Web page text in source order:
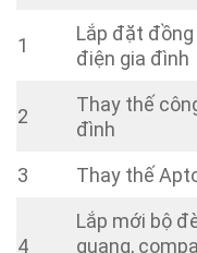
1
Lắp đặt
điện gia đình
2
Thay thế
đình
3
Thay thế
4
Lắp mới bộ
quang,